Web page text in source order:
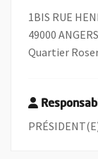
1BIS RUE
49000 ANGERS
Quartier